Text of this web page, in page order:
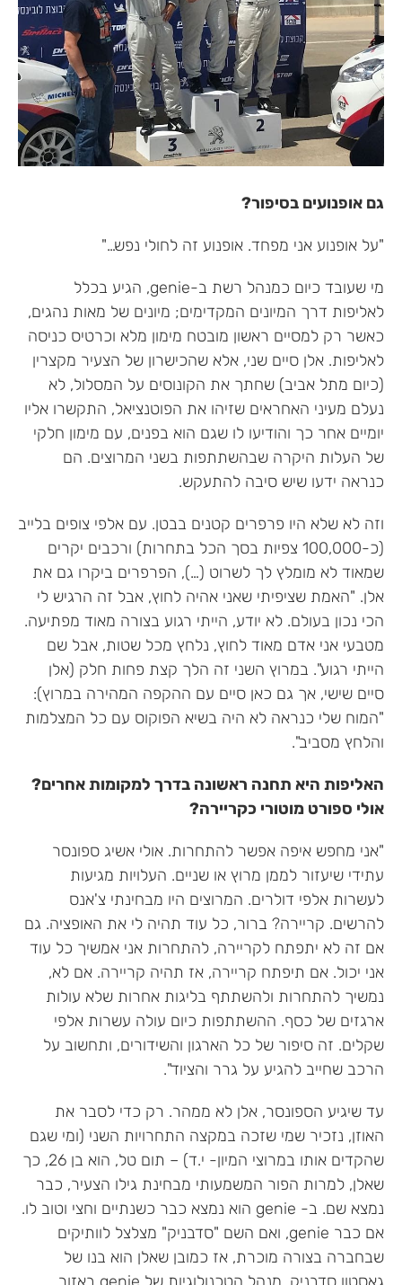
גם אופנועים בסיפור?
"על אופנוע אני מפחד. אופנוע זה לחולי נפש…"
מי שעובד כיום כמנהל רשת ב-genie, הגיע בכלל
לאליפות דרך המיונים המקדימים; מיונים של מאות נהגים,
כאשר רק למסיים ראשון מובטח מימון מלא וכרטיס כניסה
לאליפות. אלן סיים שני, אלא שהכישרון של הצעיר מקצרין
(כיום מתל אביב) שחתך את הקונוסים על המסלול, לא
נעלם מעיני האחראים שזיהו את הפוטנציאל, התקשרו אליו
יומיים אחר כך והודיעו לו שגם הוא בפנים, עם מימון חלקי
של העלות היקרה שבהשתתפות בשני המרוצים. הם
כנראה ידעו שיש סיבה להתעקש.
וזה לא שלא היו פרפרים קטנים בבטן. עם אלפי צופים בלייב
(כ-100,000 צפיות בסך הכל בתחרות) ורכבים יקרים
שמאוד לא מומלץ לך לשרוט (…), הפרפרים ביקרו גם את
אלן. "האמת שציפיתי שאני אהיה לחוץ, אבל זה הרגיש לי
הכי נכון בעולם. לא יודע, הייתי רגוע בצורה מאוד מפתיעה.
מטבעי אני אדם מאוד לחוץ, נלחץ מכל שטות, אבל שם
הייתי רגוע". במרוץ השני זה הלך קצת פחות חלק (אלן
סיים שישי, אך גם כאן סיים עם ההקפה המהירה במרוץ):
"המוח שלי כנראה לא היה בשיא הפוקוס עם כל המצלמות
והלחץ מסביב".
האליפות היא תחנה ראשונה בדרך למקומות אחרים?
אולי ספורט מוטורי כקריירה?
"אני מחפש איפה אפשר להתחרות. אולי אשיג ספונסר
עתידי שיעזור לממן מרוץ או שניים. העלויות מגיעות
לעשרות אלפי דולרים. המרוצים היו מבחינתי צ'אנס
להרשים. קריירה? ברור, כל עוד תהיה לי את האופציה. גם
אם זה לא יתפתח לקריירה, להתחרות אני אמשיך כל עוד
אני יכול. אם תיפתח קריירה, אז תהיה קריירה. אם לא,
נמשיך להתחרות ולהשתתף בליגות אחרות שלא עולות
ארגזים של כסף. ההשתתפות כיום עולה עשרות אלפי
שקלים. זה סיפור של כל הארגון והשידורים, ותחשוב על
הרכב שחייב להגיע על גרר והציוד".
עד שיגיע הספונסר, אלן לא ממהר. רק כדי לסבר את
האוזן, נזכיר שמי שזכה במקצה התחרויות השני (ומי שגם
שהקדים אותו במרוצי המיון- י.ד) – תום טל, הוא בן 26, כך
שאלן, למרות הפור המשמעותי מבחינת גילו הצעיר, כבר
נמצא שם. ב- genie הוא נמצא כבר כשנתיים וחצי וטוב לו.
אם כבר genie, ואם השם "סדבניק" מצלצל לוותיקים
שבחברה בצורה מוכרת, אז כמובן שאלן הוא בנו של